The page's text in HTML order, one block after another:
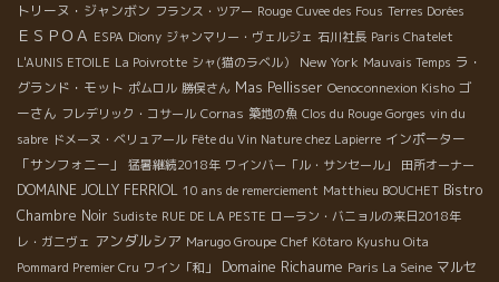
トリーヌ・ジャンボン フランス・ツアー Rouge Cuvee des Fous Terres Dorées
ＥＳＰＯＡ ESPA Diony ジャンマリー・ヴェルジェ 石川社長 Paris Chatelet
L'AUNIS ETOILE La Poivrotte シャ(猫のラベル） New York Mauvais Temps ラ・
グランド・モット ポムロル 勝俣さん Mas Pellisser Oenoconnexion Kisho ゴ
ーさん フレデリック・コサール Cornas 築地の魚 Clos du Rouge Gorges vin du
sabre ドメーヌ・ベリュアール Fête du Vin Nature chez Lapierre インポーター
「サンフォニー」
猛暑継続2018年 ワインバー「ル・サンセール」 田所オーナー
DOMAINE JOLLY FERRIOL 10 ans de remerciement Matthieu BOUCHET Bistro
Chambre Noir Sudiste RUE DE LA PESTE ローラン・バニョルの来日2018年
レ・ガニヴェ アンダルシア Marugo Groupe Chef Kôtaro Kyushu Oita
Pommard Premier Cru ワイン「和」 Domaine Richaume Paris La Seine マルセ